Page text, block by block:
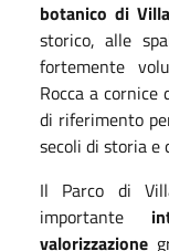
botanico di
storico, alle
fortemente
Rocca a
di riferimento
secoli di storia e
Il Parco di
importante
valorizzazione